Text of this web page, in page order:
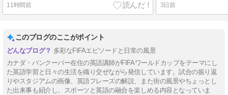
11時間前 3日前
このブログのここがポイント
多彩なFIFAエピソードと日常の風景
カナダ・バンクーバー在住の英語講師がFIFAワールドカップをテーマにし
た英語学習と日々の生活を織り交ぜながら発信しています。試合の振り返
りやスタジアムの画像、英語フレーズの解説、また街の風景やちょっとし
た出来事も紹介し、スポーツと英語の融合を楽しめる内容となっていま